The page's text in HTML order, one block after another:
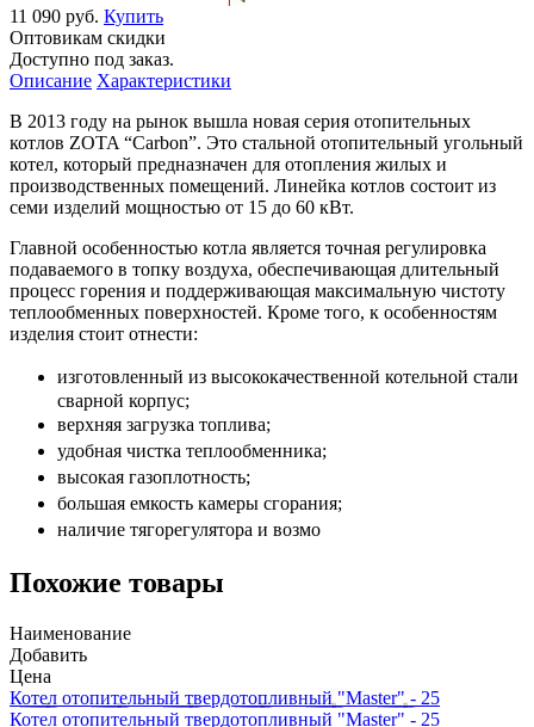
11 090 руб. Купить
Оптовикам скидки
Доступно под заказ.
Описание Характеристики
В 2013 году на рынок вышла новая серия отопительных
котлов ZOTA “Carbon”. Это стальной отопительный угольный
котел, который предназначен для отопления жилых и
производственных помещений. Линейка котлов состоит из
семи изделий мощностью от 15 до 60 кВт.
Главной особенностью котла является точная регулировка
подаваемого в топку воздуха, обеспечивающая длительный
процесс горения и поддерживающая максимальную чистоту
теплообменных поверхностей. Кроме того, к особенностям
изделия стоит отнести:
изготовленный из высококачественной котельной стали
сварной корпус;
верхняя загрузка топлива;
удобная чистка теплообменника;
высокая газоплотность;
большая емкость камеры сгорания;
наличие тягорегулятора и возмо
Похожие товары
Наименование
Добавить
Цена
Котел отопительный твердотопливный "Master" - 25
Котел отопительный твердотопливный "Master" - 25